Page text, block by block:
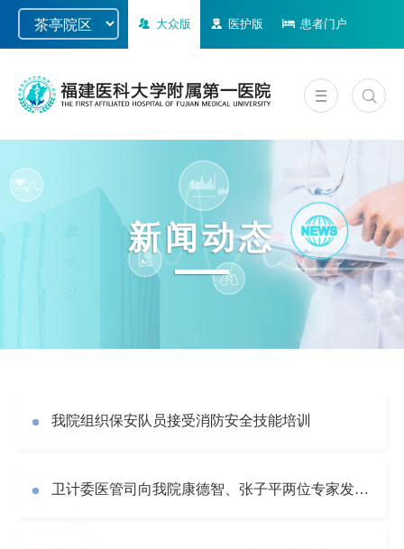
大众版 医护版 患者门户
新闻动态
我院组织保安队员接受消防安全技能培训
卫计委医管司向我院康德智、张子平两位专家发来感谢信